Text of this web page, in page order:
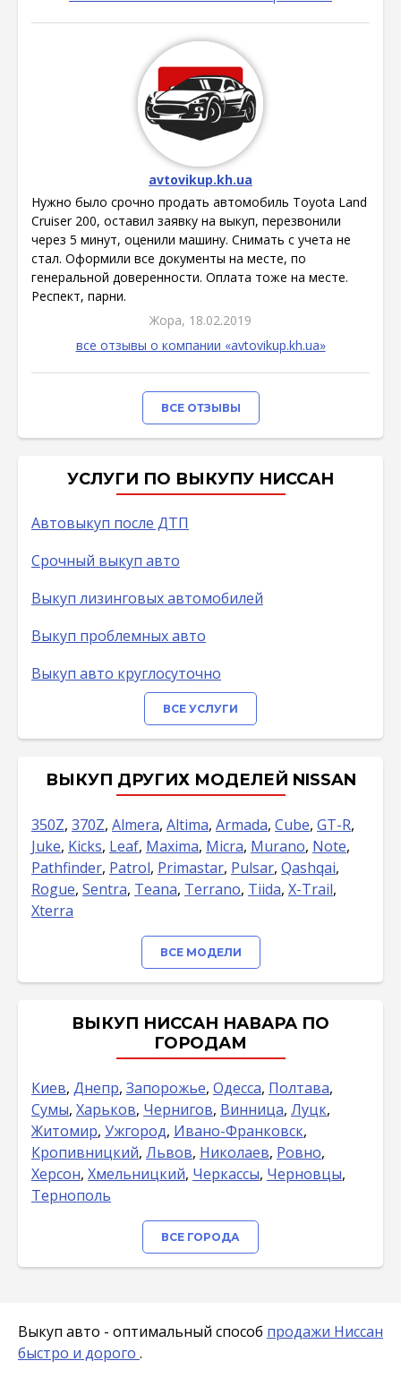
avtovikup.kh.ua
Нужно было срочно продать автомобиль Toyota Land
Cruiser 200, оставил заявку на выкуп, перезвонили
через 5 минут, оценили машину. Снимать с учета не
стал. Оформили все документы на месте, по
генеральной доверенности. Оплата тоже на месте.
Респект, парни.
Жора, 18.02.2019
все отзывы о компании «avtovikup.kh.ua»
ВСЕ ОТЗЫВЫ
УСЛУГИ ПО ВЫКУПУ НИССАН
Автовыкуп после ДТП
Срочный выкуп авто
Выкуп лизинговых автомобилей
Выкуп проблемных авто
Выкуп авто круглосуточно
ВСЕ УСЛУГИ
ВЫКУП ДРУГИХ МОДЕЛЕЙ NISSAN
350Z, 370Z, Almera, Altima, Armada, Cube, GT-R,
Juke, Kicks, Leaf, Maxima, Micra, Murano, Note,
Pathfinder, Patrol, Primastar, Pulsar, Qashqai,
Rogue, Sentra, Teana, Terrano, Tiida, X-Trail,
Xterra
ВСЕ МОДЕЛИ
ВЫКУП НИССАН НАВАРА ПО
ГОРОДАМ
Киев, Днепр, Запорожье, Одесса, Полтава,
Сумы, Харьков, Чернигов, Винница, Луцк,
Житомир, Ужгород, Ивано-Франковск,
Кропивницкий, Львов, Николаев, Ровно,
Херсон, Хмельницкий, Черкассы, Черновцы,
Тернополь
ВСЕ ГОРОДА
Выкуп авто - оптимальный способ продажи Ниссан
быстро и дорого .